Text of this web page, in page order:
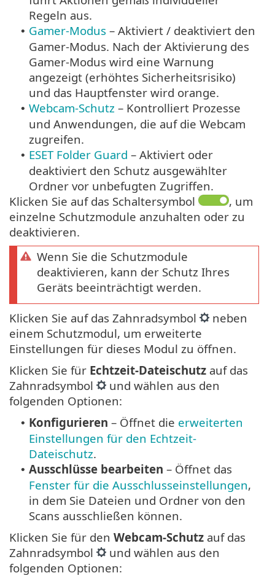
Regeln aus.
• Gamer-Modus – Aktiviert / deaktiviert den
Gamer-Modus. Nach der Aktivierung des
Gamer-Modus wird eine Warnung
angezeigt (erhöhtes Sicherheitsrisiko)
und das Hauptfenster wird orange.
• Webcam-Schutz – Kontrolliert Prozesse
und Anwendungen, die auf die Webcam
zugreifen.
• ESET Folder Guard – Aktiviert oder
deaktiviert den Schutz ausgewählter
Ordner vor unbefugten Zugriffen.
Klicken Sie auf das Schaltersymbol
, um
einzelne Schutzmodule anzuhalten oder zu
deaktivieren.
Wenn Sie die Schutzmodule
deaktivieren, kann der Schutz Ihres
Geräts beeinträchtigt werden.
Klicken Sie auf das Zahnradsymbol
neben
einem Schutzmodul, um erweiterte
Einstellungen für dieses Modul zu öffnen.
Klicken Sie für Echtzeit-Dateischutz auf das
Zahnradsymbol
und wählen aus den
folgenden Optionen:
• Konfigurieren – Öffnet die erweiterten
Einstellungen für den Echtzeit-
Dateischutz.
• Ausschlüsse bearbeiten – Öffnet das
Fenster für die Ausschlusseinstellungen,
in dem Sie Dateien und Ordner von den
Scans ausschließen können.
Klicken Sie für den Webcam-Schutz auf das
Zahnradsymbol
und wählen aus den
folgenden Optionen: